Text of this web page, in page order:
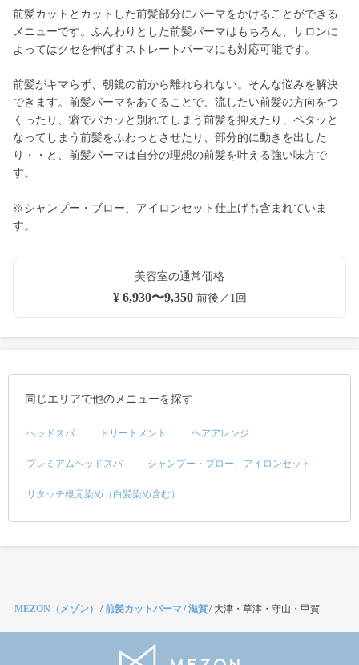
前髪カットとカットした前髪部分にパーマをかけることができる
メニューです。ふんわりとした前髪パーマはもちろん、サロンに
よってはクセを伸ばすストレートパーマにも対応可能です。
前髪がキマらず、朝鏡の前から離れられない。そんな悩みを解決
できます。前髪パーマをあてることで、流したい前髪の方向をつ
くったり、癖でパカッと別れてしまう前髪を抑えたり、ペタッと
なってしまう前髪をふわっとさせたり、部分的に動きを出した
り・・と、前髪パーマは自分の理想の前髪を叶える強い味方で
す。
※シャンプー・ブロー、アイロンセット仕上げも含まれていま
す。
美容室の通常価格
¥ 6,930〜9,350前後／1回
同じエリアで他のメニューを探す
ヘッドスパ トリートメント ヘアアレンジ
プレミアムヘッドスパ シャンプー・ブロー、アイロンセット
リタッチ根元染め（白髪染め含む）
MEZON（メゾン） /前髪カットパーマ/滋賀/ 大津・草津・守山・甲賀